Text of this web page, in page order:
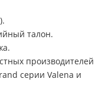
талон.
производителей
серии Valena и